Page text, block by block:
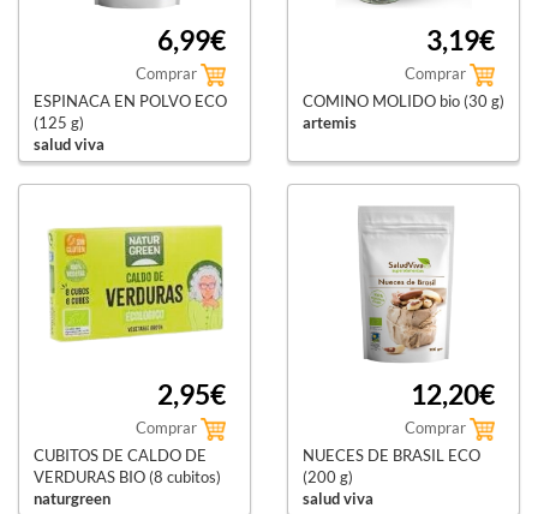
6,99€
Comprar
ESPINACA EN POLVO ECO
(125 g)
salud viva
3,19€
Comprar
COMINO MOLIDO bio (30 g)
artemis
2,95€
Comprar
CUBITOS DE CALDO DE
VERDURAS BIO (8 cubitos)
naturgreen
12,20€
Comprar
NUECES DE BRASIL ECO
(200 g)
salud viva